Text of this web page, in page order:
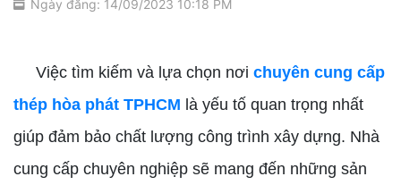
Ngày đăng: 14/09/2023 10:18 PM
Việc tìm kiếm và lựa chọn nơi chuyên cung cấp
thép hòa phát TPHCM là yếu tố quan trọng nhất
giúp đảm bảo chất lượng công trình xây dựng. Nhà
cung cấp chuyên nghiệp sẽ mang đến những sản